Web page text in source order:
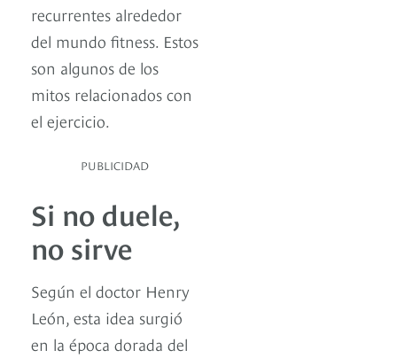
recurrentes alrededor
del mundo fitness. Estos
son algunos de los
mitos relacionados con
el ejercicio.
PUBLICIDAD
Si no duele,
no sirve
Según el doctor Henry
León, esta idea surgió
en la época dorada del